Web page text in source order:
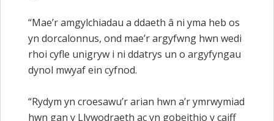
“Mae’r amgylchiadau a ddaeth â ni yma heb os
yn dorcalonnus, ond mae’r argyfwng hwn wedi
rhoi cyfle unigryw i ni ddatrys un o argyfyngau
dynol mwyaf ein cyfnod.
“Rydym yn croesawu’r arian hwn a’r ymrwymiad
hwn gan y Llywodraeth ac yn gobeithio y caiff